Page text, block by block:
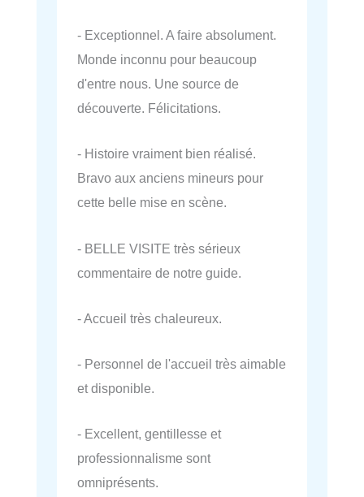
- Exceptionnel. A faire absolument.
Monde inconnu pour beaucoup
d'entre nous. Une source de
découverte. Félicitations.
- Histoire vraiment bien réalisé.
Bravo aux anciens mineurs pour
cette belle mise en scène.
- BELLE VISITE très sérieux
commentaire de notre guide.
- Accueil très chaleureux.
- Personnel de l'accueil très aimable
et disponible.
- Excellent, gentillesse et
professionnalisme sont
omniprésents.